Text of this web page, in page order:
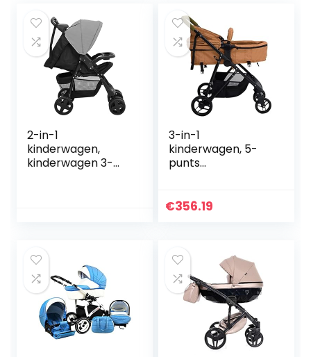
2-in-1
kinderwagen,
kinderwagen 3-
3-in-1
kinderwagen, 5-
punts
kinderwagen voor
€356.19